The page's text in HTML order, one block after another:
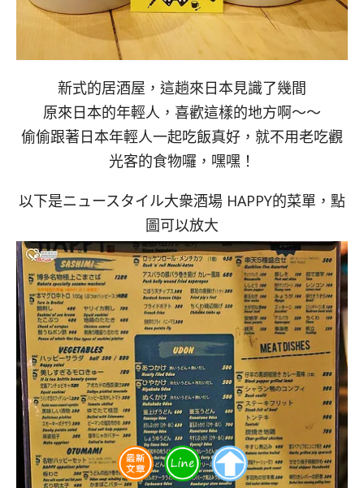
新式的居酒屋，這趟來日本見識了幾間
原來日本的年輕人，喜歡這樣的地方啊～～
偷偷跟著日本年輕人一起吃飯真好，就不用老吃觀
光客的食物囉，嘿嘿！
以下是ニュースタイル大衆酒場 HAPPY的菜單，點
圖可以放大